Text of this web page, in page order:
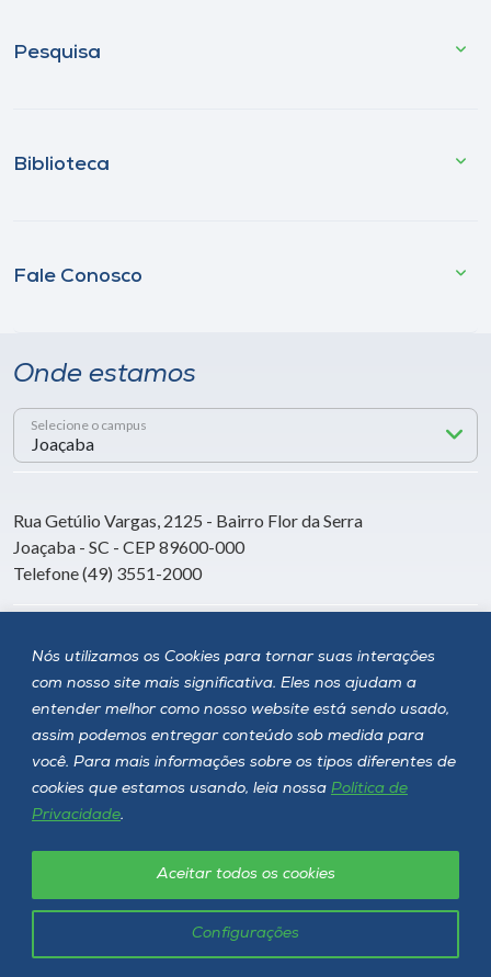
Nós utilizamos os Cookies para tornar suas interações
com nosso site mais significativa. Eles nos ajudam a
entender melhor como nosso website está sendo usado,
assim podemos entregar conteúdo sob medida para
você. Para mais informações sobre os tipos diferentes de
cookies que estamos usando, leia nossa Política de
Privacidade.
Configurações
Aceitar todos os cookies
Pesquisa
Biblioteca
Fale Conosco
Onde estamos
Selecione o campus
Rua Getúlio Vargas, 2125 - Bairro Flor da Serra
Joaçaba - SC - CEP 89600-000
Telefone (49) 3551-2000
Siga a Unoesc
Unoesc © 2026 - Todos os direitos reservados
Política de privacidade LGPD